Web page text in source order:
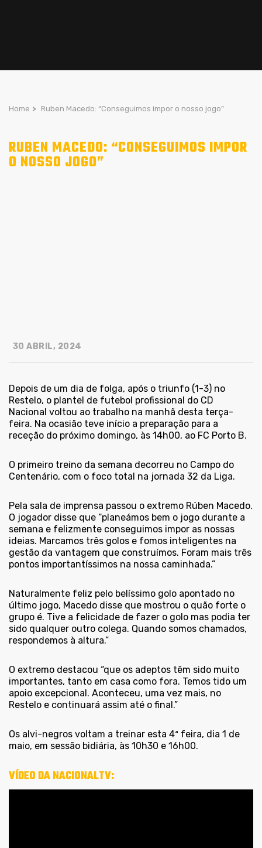
Home > Ruben Macedo: “Conseguimos impor o nosso jogo”
RUBEN MACEDO: “CONSEGUIMOS IMPOR
O NOSSO JOGO”
30 ABRIL, 2024
Depois de um dia de folga, após o triunfo (1-3) no
Restelo, o plantel de futebol profissional do CD
Nacional voltou ao trabalho na manhã desta terça-
feira. Na ocasião teve início a preparação para a
receção do próximo domingo, às 14h00, ao FC Porto B.
O primeiro treino da semana decorreu no Campo do
Centenário, com o foco total na jornada 32 da Liga.
Pela sala de imprensa passou o extremo Rúben Macedo.
O jogador disse que “planeámos bem o jogo durante a
semana e felizmente conseguimos impor as nossas
ideias. Marcamos três golos e fomos inteligentes na
gestão da vantagem que construímos. Foram mais três
pontos importantíssimos na nossa caminhada.”
Naturalmente feliz pelo belíssimo golo apontado no
último jogo, Macedo disse que mostrou o quão forte o
grupo é. Tive a felicidade de fazer o golo mas podia ter
sido qualquer outro colega. Quando somos chamados,
respondemos à altura.”
O extremo destacou “que os adeptos têm sido muito
importantes, tanto em casa como fora. Temos tido um
apoio excepcional. Aconteceu, uma vez mais, no
Restelo e continuará assim até o final.”
Os alvi-negros voltam a treinar esta 4ª feira, dia 1 de
maio, em sessão bidiária, às 10h30 e 16h00.
VÍDEO DA NACIONALTV: